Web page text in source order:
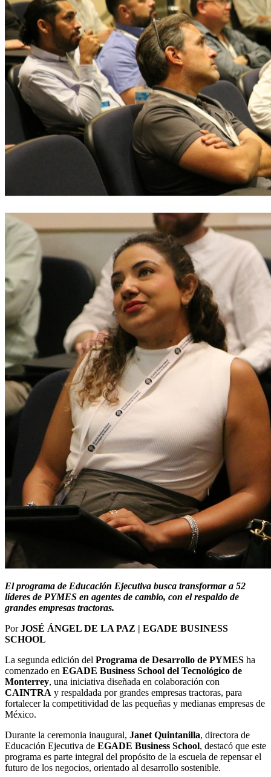
El programa de Educación Ejecutiva busca transformar a 52
líderes de PYMES en agentes de cambio, con el respaldo de
grandes empresas tractoras.
PorJOSÉ ÁNGEL DE LA PAZ | EGADE BUSINESS
SCHOOL
La segunda edición del Programa de Desarrollo de PYMES ha
comenzado en EGADE Business School del Tecnológico de
Monterrey, una iniciativa diseñada en colaboración con
CAINTRA y respaldada por grandes empresas tractoras, para
fortalecer la competitividad de las pequeñas y medianas empresas de
México.
Durante la ceremonia inaugural, Janet Quintanilla, directora de
Educación Ejecutiva de EGADE Business School, destacó que este
programa es parte integral del propósito de la escuela de repensar el
futuro de los negocios, orientado al desarrollo sostenible.